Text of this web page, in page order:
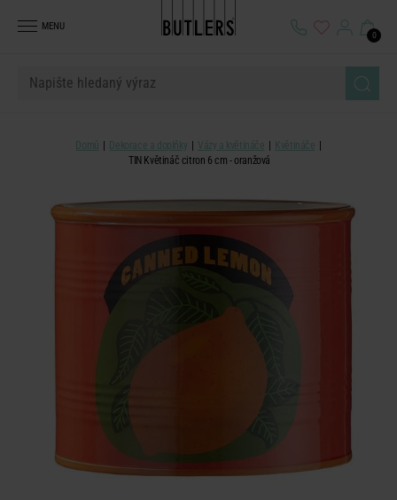
MENU
0
Domů Dekorace a doplňky Vázy a květináče
Květináče
TIN Květináč citron 6 cm - oranžová